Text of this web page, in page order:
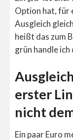
Option hat, für
Ausgleich
heißt das zum
grün handle
erster
nicht
Ein paar Euro